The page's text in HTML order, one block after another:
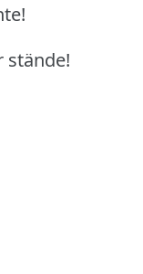
stände!